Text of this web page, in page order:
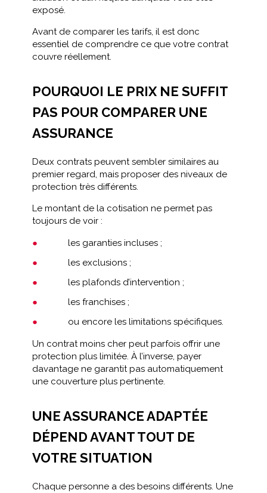
exposé.
Avant de comparer les tarifs, il est donc
essentiel de comprendre ce que votre contrat
couvre réellement.
POURQUOI LE PRIX NE SUFFIT
PAS POUR COMPARER UNE
ASSURANCE
Deux contrats peuvent sembler similaires au
premier regard, mais proposer des niveaux de
protection très différents.
Le montant de la cotisation ne permet pas
toujours de voir :
les garanties incluses ;
les exclusions ;
les plafonds d’intervention ;
les franchises ;
ou encore les limitations spécifiques.
Un contrat moins cher peut parfois offrir une
protection plus limitée. À l’inverse, payer
davantage ne garantit pas automatiquement
une couverture plus pertinente.
UNE ASSURANCE ADAPTÉE
DÉPEND AVANT TOUT DE
VOTRE SITUATION
Chaque personne a des besoins différents. Une